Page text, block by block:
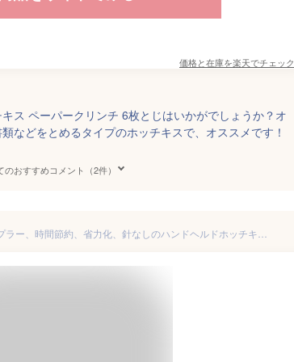
価格と在庫を楽天でチェック
ス ペーパークリンチ 6枚とじはいかがでしょうか？オ
などをとめるタイプのホッチキスで、オススメです！
のおすすめコメント（2件）